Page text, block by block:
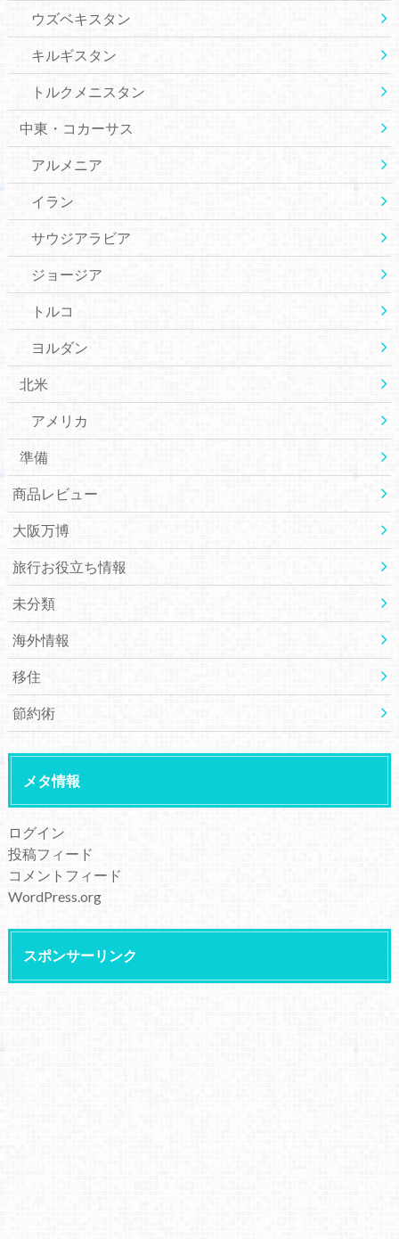
ウズベキスタン
キルギスタン
トルクメニスタン
中東・コカーサス
アルメニア
イラン
サウジアラビア
ジョージア
トルコ
ヨルダン
北米
アメリカ
準備
商品レビュー
大阪万博
旅行お役立ち情報
未分類
海外情報
移住
節約術
メタ情報
ログイン
投稿フィード
コメントフィード
WordPress.org
スポンサーリンク